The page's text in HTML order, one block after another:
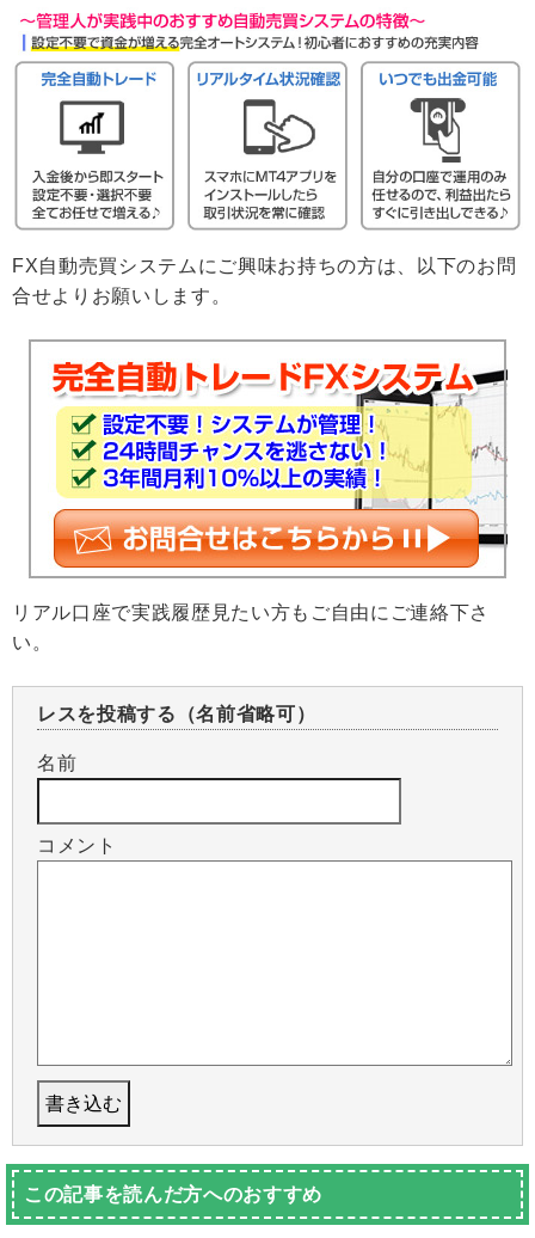
FX自動売買システムにご興味お持ちの方は、以下のお問
合せよりお願いします。
リアル口座で実践履歴見たい方もご自由にご連絡下さ
い。
レスを投稿する（名前省略可）
名前
コメント
この記事を読んだ方へのおすすめ